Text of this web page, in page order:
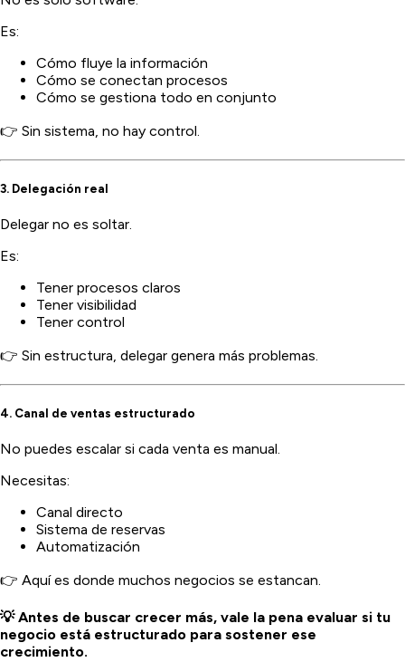
Es:
Cómo fluye la información
Cómo se conectan procesos
Cómo se gestiona todo en conjunto
👉 Sin sistema, no hay control.
3. Delegación real
Delegar no es soltar.
Es:
Tener procesos claros
Tener visibilidad
Tener control
👉 Sin estructura, delegar genera más problemas.
4. Canal de ventas estructurado
No puedes escalar si cada venta es manual.
Necesitas:
Canal directo
Sistema de reservas
Automatización
👉 Aquí es donde muchos negocios se estancan.
💡 Antes de buscar crecer más, vale la pena evaluar si tu
negocio está estructurado para sostener ese
crecimiento.